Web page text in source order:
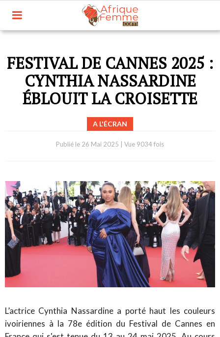
FESTIVAL DE CANNES 2025 :
CYNTHIA NASSARDINE
ÉBLOUIT LA CROISETTE
A L'ÉCRAN
Publié le 26 Mai 2025 Vue 9034 fois
L’actrice Cynthia Nassardine a porté haut les couleurs
ivoiriennes à la 78e édition du Festival de Cannes en